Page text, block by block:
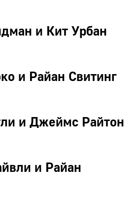
и Кит Урбан
и Райан Свитинг
и Джеймс Райтон
и Райан